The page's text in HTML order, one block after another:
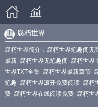
腐朽世界
腐朽世界简介： 腐朽世界笔趣阁无
最新 腐朽世界无笔趣阁 腐朽世界
世界TXT全集 腐朽世界最新章节
笔趣 腐朽世界滚开免费阅读 腐朽
费 腐朽世界在线阅读免费 腐朽世